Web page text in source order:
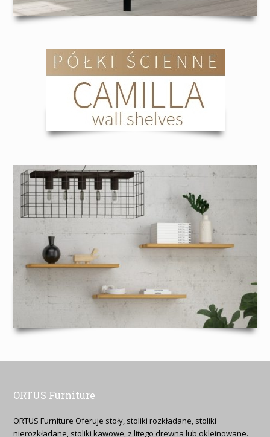
ORTUS Furniture
ORTUS Furniture Oferuje stoły, stoliki rozkładane, stoliki
nierozkładane, stoliki kawowe, z litego drewna lub okleinowane.